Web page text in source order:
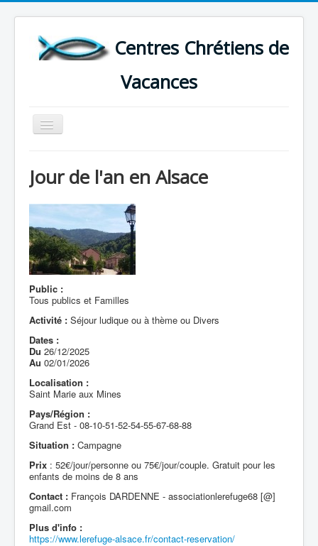
Centres Chrétiens de
Vacances
Basculer
la
CARTE DES CENTRES DE VACANCES .
LISTE DES SEJOURS DE VACANCES 2026
PLUS
Jour de l'an en Alsace
Public :
Tous publics et Familles
Activité : Séjour ludique ou à thème ou Divers
Dates :
Du 26/12/2025
Au 02/01/2026
Localisation :
Saint Marie aux Mines
Pays/Région :
Grand Est - 08-10-51-52-54-55-67-68-88
Situation : Campagne
Prix : 52€/jour/personne ou 75€/jour/couple. Gratuit pour les
enfants de moins de 8 ans
Contact : François DARDENNE - associationlerefuge68 [@]
gmail.com
Plus d'info :
https://www.lerefuge-alsace.fr/contact-reservation/